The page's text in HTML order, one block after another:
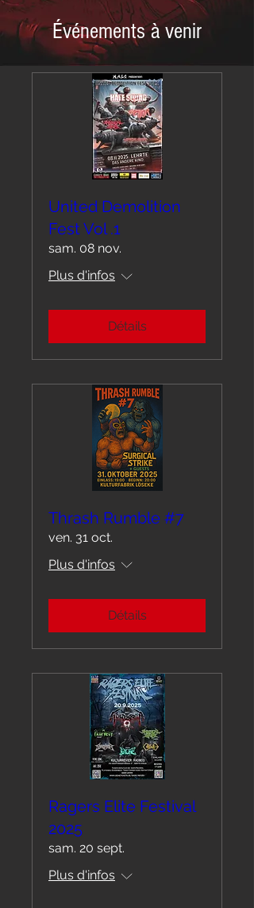
Événements à venir
United Demolition
Fest Vol .1
sam. 08 nov.
Plus d'infos
Détails
Thrash Rumble #7
ven. 31 oct.
Plus d'infos
Détails
Ragers Elite Festival
2025
sam. 20 sept.
Plus d'infos